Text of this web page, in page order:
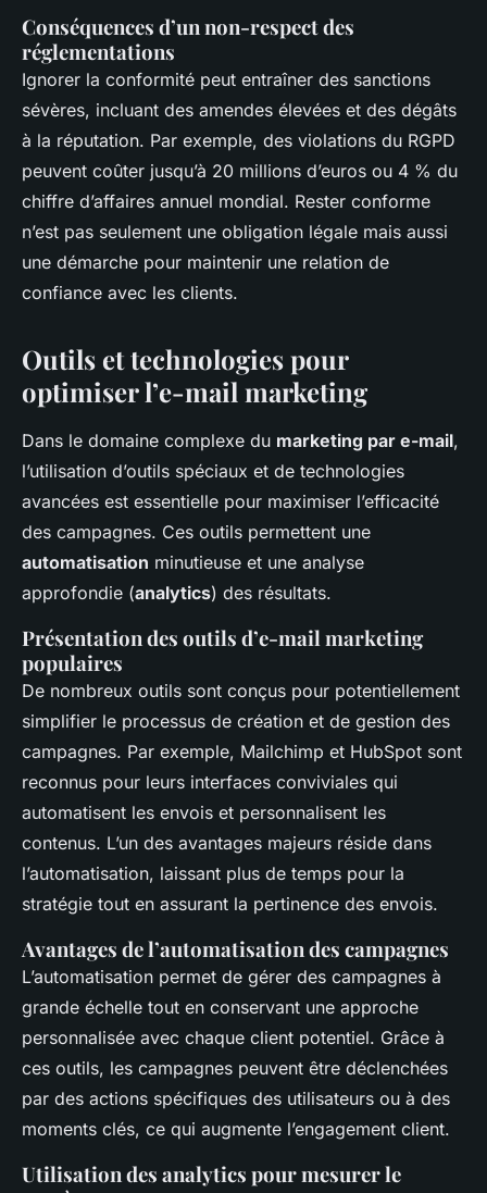
Conséquences d’un non-respect des
réglementations
Ignorer la conformité peut entraîner des sanctions
sévères, incluant des amendes élevées et des dégâts
à la réputation. Par exemple, des violations du RGPD
peuvent coûter jusqu’à 20 millions d’euros ou 4 % du
chiffre d’affaires annuel mondial. Rester conforme
n’est pas seulement une obligation légale mais aussi
une démarche pour maintenir une relation de
confiance avec les clients.
Outils et technologies pour
optimiser l’e-mail marketing
Dans le domaine complexe du marketing par e-mail,
l’utilisation d’outils spéciaux et de technologies
avancées est essentielle pour maximiser l’efficacité
des campagnes. Ces outils permettent une
automatisation minutieuse et une analyse
approfondie (analytics) des résultats.
Présentation des outils d’e-mail marketing
populaires
De nombreux outils sont conçus pour potentiellement
simplifier le processus de création et de gestion des
campagnes. Par exemple, Mailchimp et HubSpot sont
reconnus pour leurs interfaces conviviales qui
automatisent les envois et personnalisent les
contenus. L’un des avantages majeurs réside dans
l’automatisation, laissant plus de temps pour la
stratégie tout en assurant la pertinence des envois.
Avantages de l’automatisation des campagnes
L’automatisation permet de gérer des campagnes à
grande échelle tout en conservant une approche
personnalisée avec chaque client potentiel. Grâce à
ces outils, les campagnes peuvent être déclenchées
par des actions spécifiques des utilisateurs ou à des
moments clés, ce qui augmente l’engagement client.
Utilisation des analytics pour mesurer le